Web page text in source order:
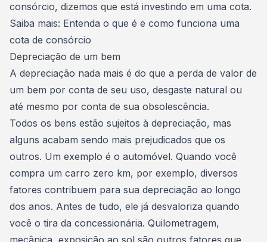
consórcio, dizemos que está investindo em uma cota.
Saiba mais: Entenda o que é e como funciona uma
cota de consórcio
Depreciação de um bem
A depreciação nada mais é do que a perda de valor de
um bem por conta de seu uso, desgaste natural ou
até mesmo por conta de sua obsolescência.
Todos os bens estão sujeitos à depreciação, mas
alguns acabam sendo mais prejudicados que os
outros. Um exemplo é o automóvel. Quando você
compra um carro zero km, por exemplo, diversos
fatores contribuem para sua depreciação ao longo
dos anos. Antes de tudo, ele já desvaloriza quando
você o tira da concessionária. Quilometragem,
mecânica, exposição ao sol são outros fatores que